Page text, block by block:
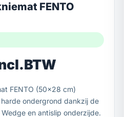
FENTO
FENTO (50x28 cm)
ondergrond dankzij de
en antislip onderzijde.